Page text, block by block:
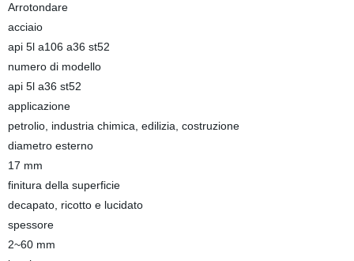
Arrotondare
acciaio
api 5l a106 a36 st52
numero di modello
api 5l a36 st52
applicazione
petrolio, industria chimica, edilizia, costruzione
diametro esterno
17 mm
finitura della superficie
decapato, ricotto e lucidato
spessore
2~60 mm